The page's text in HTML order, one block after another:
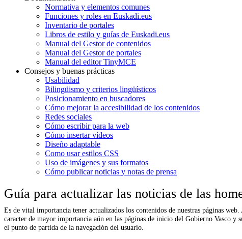
Normativa y elementos comunes
Funciones y roles en Euskadi.eus
Inventario de portales
Libros de estilo y guías de Euskadi.eus
Manual del Gestor de contenidos
Manual del Gestor de portales
Manual del editor TinyMCE
Consejos y buenas prácticas
Usabilidad
Bilingüismo y criterios lingüísticos
Posicionamiento en buscadores
Cómo mejorar la accesibilidad de los contenidos
Redes sociales
Cómo escribir para la web
Cómo insertar vídeos
Diseño adaptable
Como usar estilos CSS
Uso de imágenes y sus formatos
Cómo publicar noticias y notas de prensa
Guía para actualizar las noticias de las
Es de vital importancia tener actualizados los contenidos de nuestras páginas
caracter de mayor importancia aún en las páginas de inicio del Gobierno Vasco y
el punto de partida de la navegación del usuario.